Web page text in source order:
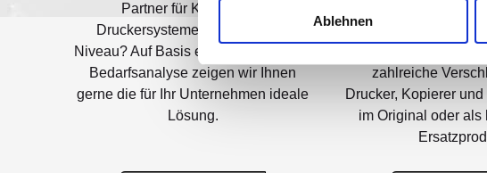
Ablehnen
Partner für Kopier- und
Druckersysteme auf Business-
Niveau? Auf Basis einer individuellen
Bedarfsanalyse zeigen wir Ihnen
gerne die für Ihr Unternehmen ideale
Lösung.
uns erhalten
zahlreiche
Drucker, Kopierer
im Original oder als